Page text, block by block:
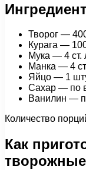
Творог —
Курага —
Мука — 4 ст.
Манка — 4
Яйцо — 1
Сахар — по
Ванилин —
Количество
Как